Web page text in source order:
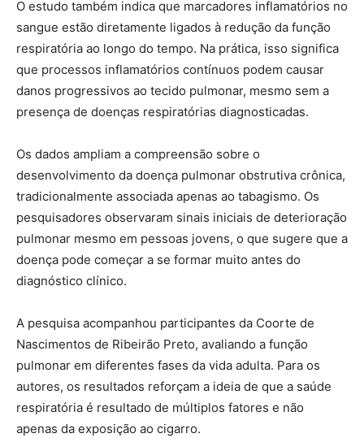
O estudo também indica que marcadores inflamatórios no
sangue estão diretamente ligados à redução da função
respiratória ao longo do tempo. Na prática, isso significa
que processos inflamatórios contínuos podem causar
danos progressivos ao tecido pulmonar, mesmo sem a
presença de doenças respiratórias diagnosticadas.
Os dados ampliam a compreensão sobre o
desenvolvimento da doença pulmonar obstrutiva crônica,
tradicionalmente associada apenas ao tabagismo. Os
pesquisadores observaram sinais iniciais de deterioração
pulmonar mesmo em pessoas jovens, o que sugere que a
doença pode começar a se formar muito antes do
diagnóstico clínico.
A pesquisa acompanhou participantes da Coorte de
Nascimentos de Ribeirão Preto, avaliando a função
pulmonar em diferentes fases da vida adulta. Para os
autores, os resultados reforçam a ideia de que a saúde
respiratória é resultado de múltiplos fatores e não
apenas da exposição ao cigarro.